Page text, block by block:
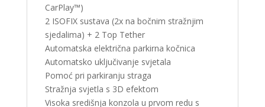
CarPlay™)
2 ISOFIX sustava (2x na bočnim stražnjim
sjedalima) + 2 Top Tether
Automatska električna parkirna kočnica
Automatsko uključivanje svjetala
Pomoć pri parkiranju straga
Stražnja svjetla s 3D efektom
Visoka središnja konzola u prvom redu s